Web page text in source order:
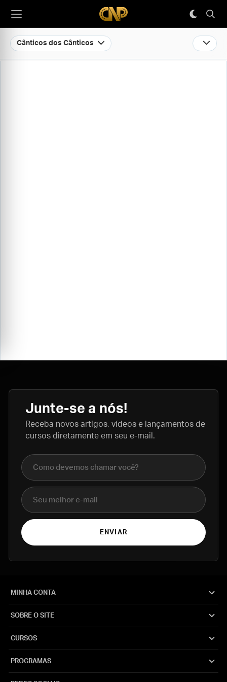
Cânticos dos Cânticos
Junte-se a nós!
Receba novos artigos, vídeos e lançamentos de
cursos diretamente em seu e-mail.
Nome completo
E-mail
ENVIAR
MINHA CONTA
SOBRE O SITE
CURSOS
PROGRAMAS